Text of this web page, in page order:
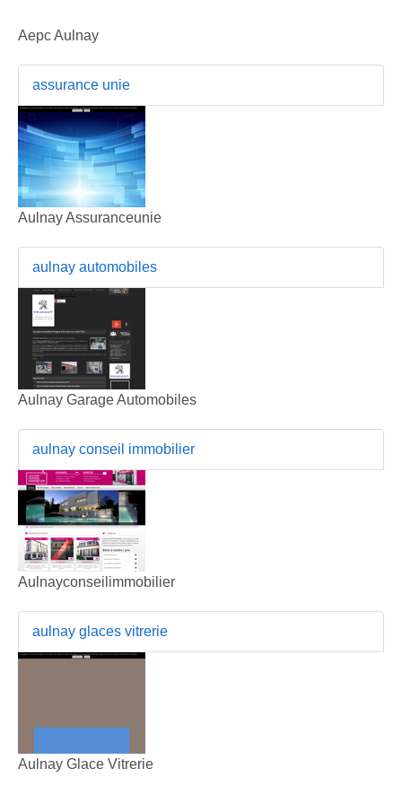
Aepc Aulnay
assurance unie
Aulnay Assuranceunie
aulnay automobiles
Aulnay Garage Automobiles
aulnay conseil immobilier
Aulnayconseilimmobilier
aulnay glaces vitrerie
Aulnay Glace Vitrerie